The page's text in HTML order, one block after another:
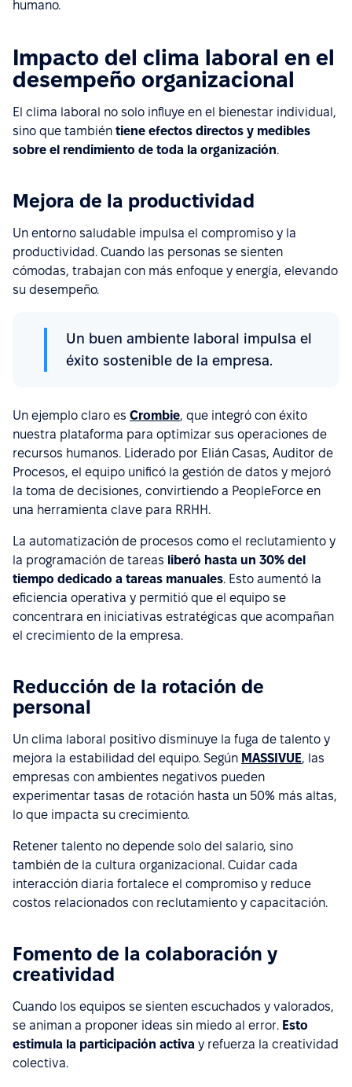
humano.
Impacto del clima laboral en el
desempeño organizacional
El clima laboral no solo influye en el bienestar individual,
sino que también tiene efectos directos y medibles
sobre el rendimiento de toda la organización.
Mejora de la productividad
Un entorno saludable impulsa el compromiso y la
productividad. Cuando las personas se sienten
cómodas, trabajan con más enfoque y energía, elevando
su desempeño.
Un buen ambiente laboral impulsa el
éxito sostenible de la empresa.
Un ejemplo claro es Crombie, que integró con éxito
nuestra plataforma para optimizar sus operaciones de
recursos humanos. Liderado por Elián Casas, Auditor de
Procesos, el equipo unificó la gestión de datos y mejoró
la toma de decisiones, convirtiendo a PeopleForce en
una herramienta clave para RRHH.
La automatización de procesos como el reclutamiento y
la programación de tareas liberó hasta un 30% del
tiempo dedicado a tareas manuales. Esto aumentó la
eficiencia operativa y permitió que el equipo se
concentrara en iniciativas estratégicas que acompañan
el crecimiento de la empresa.
Reducción de la rotación de
personal
Un clima laboral positivo disminuye la fuga de talento y
mejora la estabilidad del equipo. Según MASSIVUE, las
empresas con ambientes negativos pueden
experimentar tasas de rotación hasta un 50% más altas,
lo que impacta su crecimiento.
Retener talento no depende solo del salario, sino
también de la cultura organizacional. Cuidar cada
interacción diaria fortalece el compromiso y reduce
costos relacionados con reclutamiento y capacitación.
Fomento de la colaboración y
creatividad
Cuando los equipos se sienten escuchados y valorados,
se animan a proponer ideas sin miedo al error. Esto
estimula la participación activa y refuerza la creatividad
colectiva.